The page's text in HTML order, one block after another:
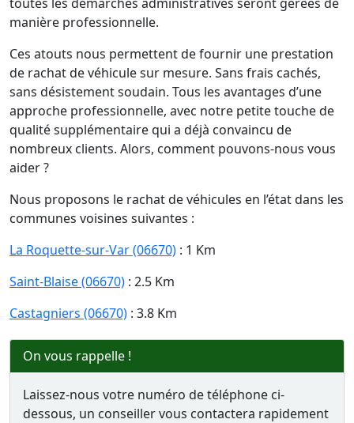
manière professionnelle.
Ces atouts nous permettent de fournir une prestation
de rachat de véhicule sur mesure. Sans frais cachés,
sans désistement soudain. Tous les avantages d’une
approche professionnelle, avec notre petite touche de
qualité supplémentaire qui a déjà convaincu de
nombreux clients. Alors, comment pouvons-nous vous
aider ?
Nous proposons le rachat de véhicules en l’état dans les
communes voisines suivantes :
La Roquette-sur-Var (06670) : 1 Km
Saint-Blaise (06670) : 2.5 Km
Castagniers (06670) : 3.8 Km
On vous rappelle !
Laissez-nous votre numéro de téléphone ci-
dessous, un conseiller vous contactera rapidement